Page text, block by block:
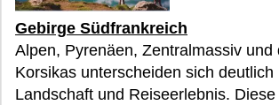
Gebirge Südfrankreich
Alpen, Pyrenäen, Zentralmassiv und
Korsikas unterscheiden sich deutlich
Landschaft und Reiseerlebnis.